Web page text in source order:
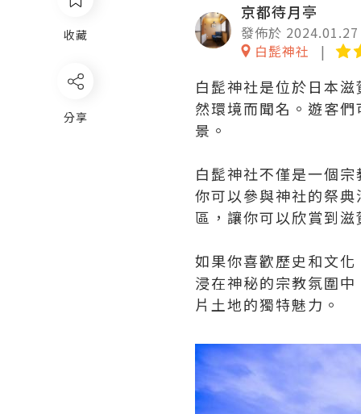
京都待月亭
發佈於 2024.01.27
白髭神社
白髭神社是位於日本
然環境而聞名。遊客
景。
白髭神社不僅是一個
你可以參與神社的祭
區，讓你可以欣賞到
如果你喜歡歷史和文
浸在神秘的宗教氛圍
片土地的獨特魅力。
收藏
分享